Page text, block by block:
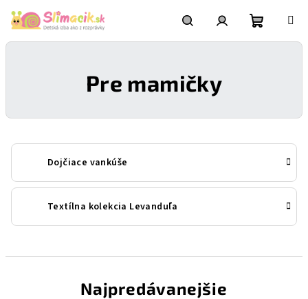
obsah
HľadaťPrihlásenie
Pre mamičky
Dojčiace vankúše
Textílna kolekcia Levanduľa
Najpredávanejšie